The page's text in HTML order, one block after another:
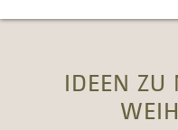
IDEEN ZU